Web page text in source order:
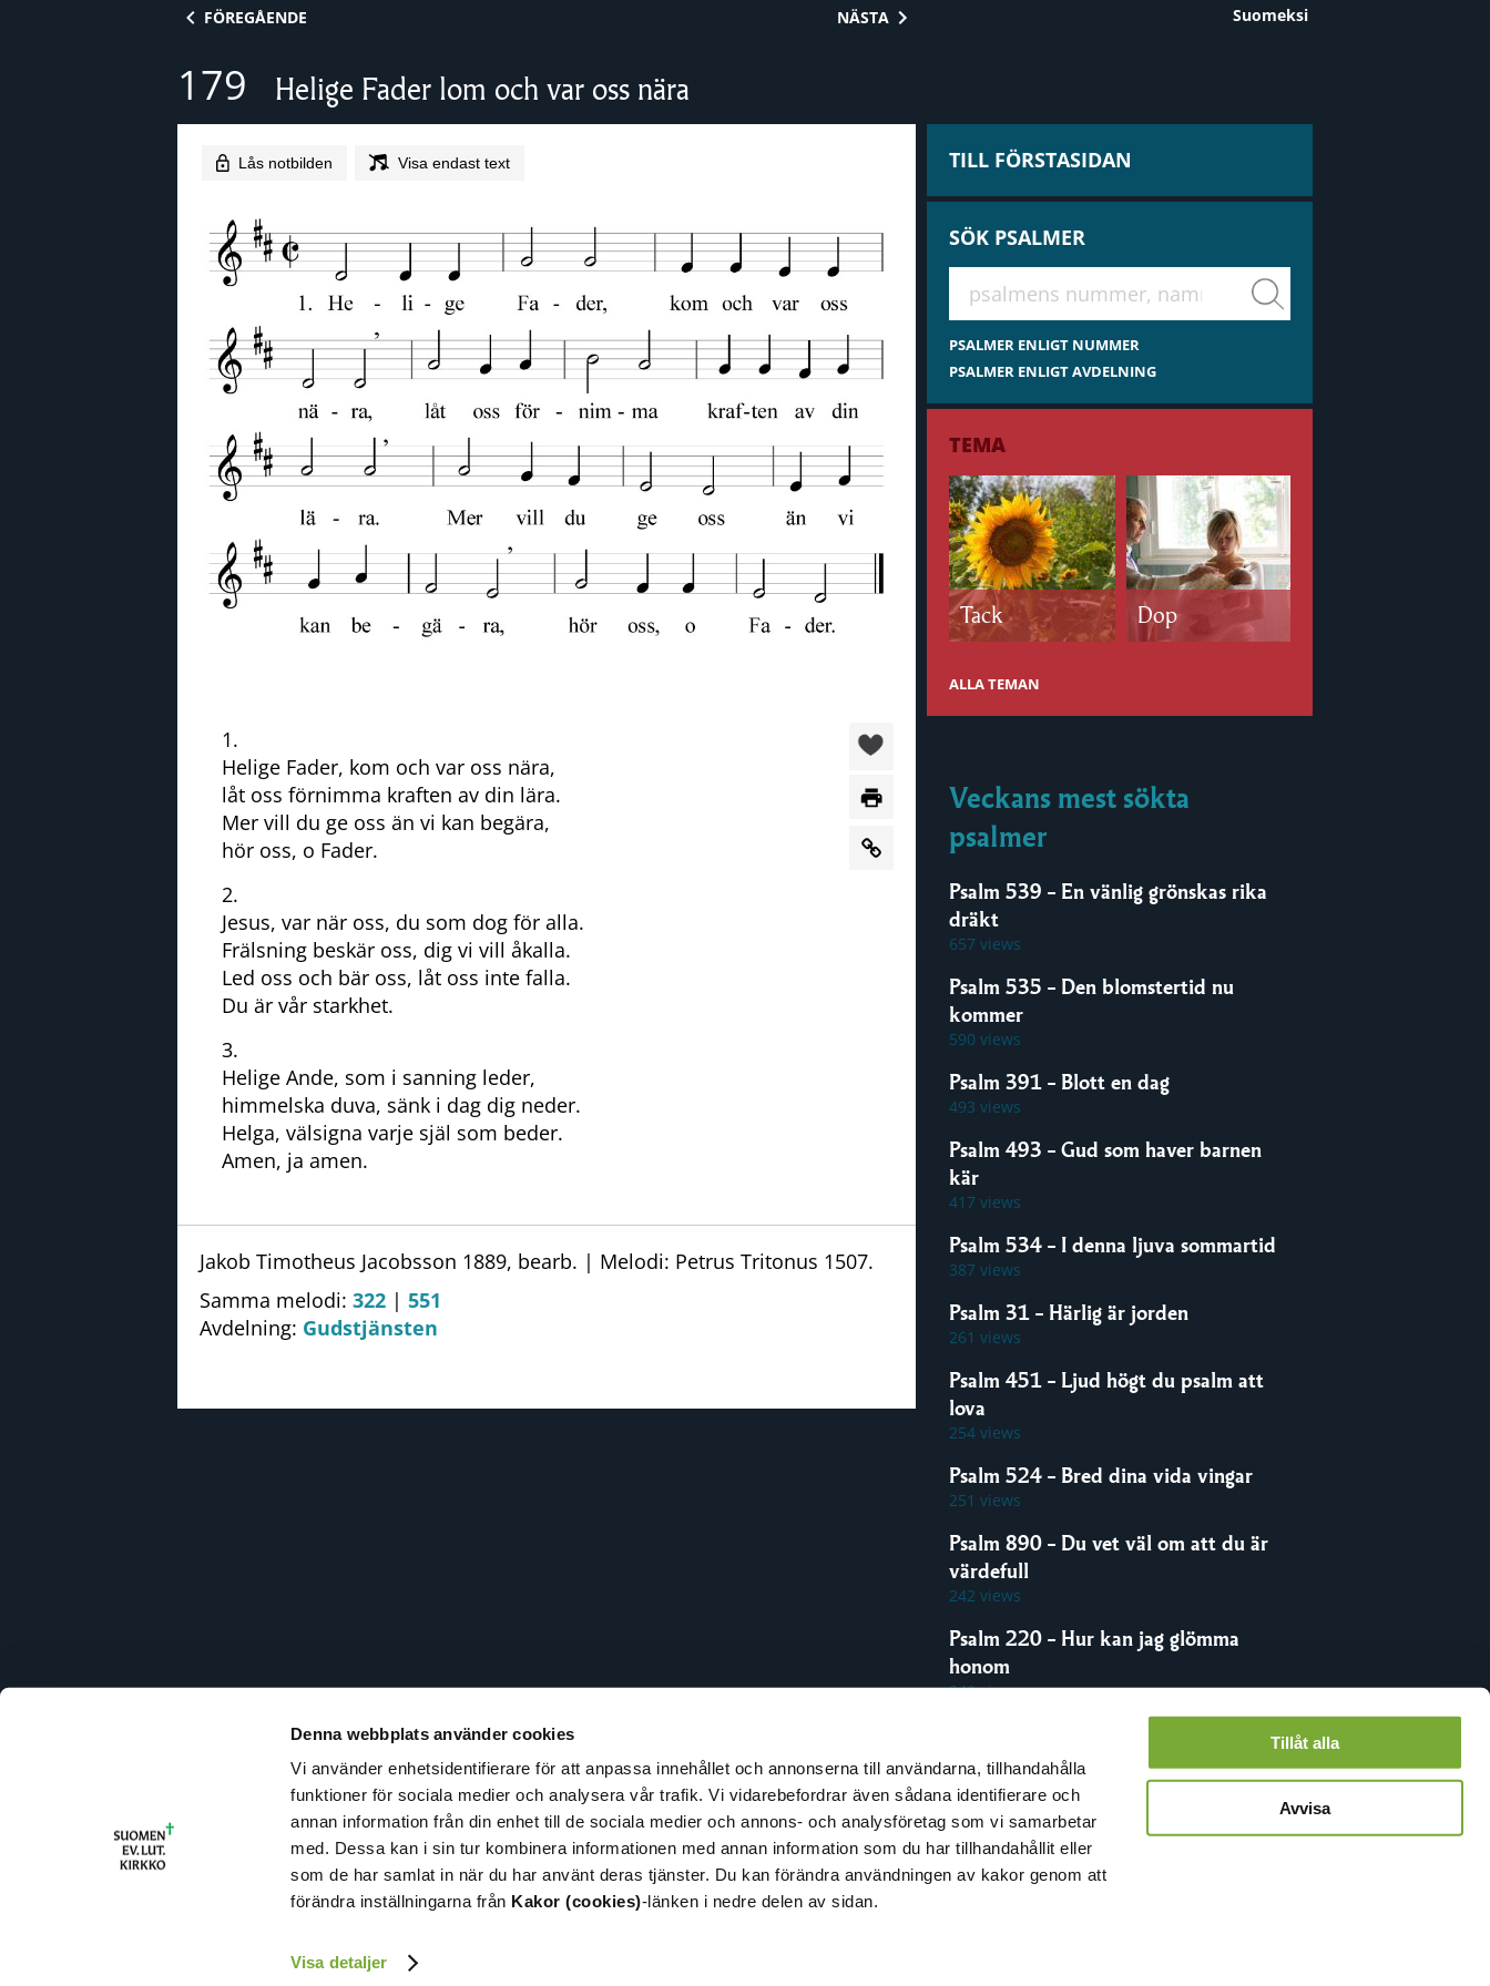
Denna webbplats använder cookies
Vi använder enhetsidentifierare för att anpassa innehållet och annonserna till användarna, tillhandahålla
funktioner för sociala medier och analysera vår trafik. Vi vidarebefordrar även sådana identifierare och
annan information från din enhet till de sociala medier och annons- och analysföretag som vi samarbetar
med. Dessa kan i sin tur kombinera informationen med annan information som du har tillhandahållit eller
som de har samlat in när du har använt deras tjänster. Du kan förändra användningen av kakor genom att
förändra inställningarna från Kakor (cookies)-länken i nedre delen av sidan.
Visa detaljer
Tillåt alla
Avvisa
Suomeksi
FÖREGÅENDE NÄSTA
179 Helige Fader lom och var oss nära
Lås notbilden Visa endast text
1.
Helige Fader, kom och var oss nära,
låt oss förnimma kraften av din lära.
Mer vill du ge oss än vi kan begära,
hör oss, o Fader.
2.
Jesus, var när oss, du som dog för alla.
Frälsning beskär oss, dig vi vill åkalla.
Led oss och bär oss, låt oss inte falla.
Du är vår starkhet.
3.
Helige Ande, som i sanning leder,
himmelska duva, sänk i dag dig neder.
Helga, välsigna varje själ som beder.
Amen, ja amen.
Jakob Timotheus Jacobsson 1889, bearb. | Melodi: Petrus Tritonus 1507.
Samma melodi: 322 | 551
Avdelning: Gudstjänsten
TILL FÖRSTASIDAN
SÖK PSALMER
Hae virsiä
PSALMER ENLIGT NUMMER
PSALMER ENLIGT AVDELNING
TEMA
Tack Dop
ALLA TEMAN
Veckans mest sökta
psalmer
Psalm 539 – En vänlig grönskas rika
dräkt
657 views
Psalm 535 – Den blomstertid nu
kommer
590 views
Psalm 391 – Blott en dag
493 views
Psalm 493 – Gud som haver barnen
kär
417 views
Psalm 534 – I denna ljuva sommartid
387 views
Psalm 31 – Härlig är jorden
261 views
Psalm 451 – Ljud högt du psalm att
lova
254 views
Psalm 524 – Bred dina vida vingar
251 views
Psalm 890 – Du vet väl om att du är
värdefull
242 views
Psalm 220 – Hur kan jag glömma
honom
240 views
Respons
Upphovsrätt
Tillgänglighet
Information om kakor
(cookies)